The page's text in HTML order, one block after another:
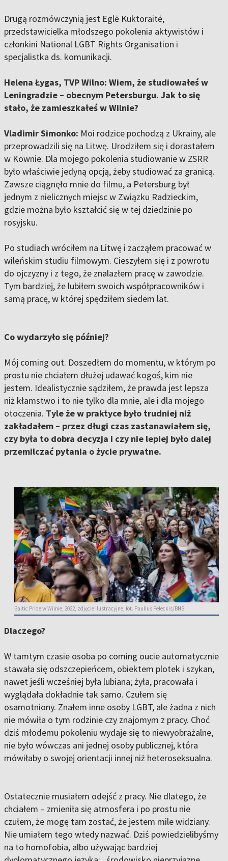
Drugą rozmówczynią jest Eglė Kuktoraitė,
przedstawicielka młodszego pokolenia aktywistów i
członkini National LGBT Rights Organisation i
specjalistka ds. komunikacji.
Helena Łygas, TVP Wilno: Wiem, że studiowałeś w
Leningradzie – obecnym Petersburgu. Jak to się
stało, że zamieszkałeś w Wilnie?
Vladimir Simonko: Moi rodzice pochodzą z Ukrainy, ale
przeprowadzili się na Litwę. Urodziłem się i dorastałem
w Kownie. Dla mojego pokolenia studiowanie w ZSRR
było właściwie jedyną opcją, żeby studiować za granicą.
Zawsze ciągnęło mnie do filmu, a Petersburg był
jednym z nielicznych miejsc w Związku Radzieckim,
gdzie można było kształcić się w tej dziedzinie po
rosyjsku.
Po studiach wróciłem na Litwę i zacząłem pracować w
wileńskim studiu filmowym. Cieszyłem się i z powrotu
do ojczyzny i z tego, że znalazłem pracę w zawodzie.
Tym bardziej, że lubiłem swoich współpracowników i
samą pracę, w której spędziłem siedem lat.
Co wydarzyło się później?
Mój coming out. Doszedłem do momentu, w którym po
prostu nie chciałem dłużej udawać kogoś, kim nie
jestem. Idealistycznie sądziłem, że prawda jest lepsza
niż kłamstwo i to nie tylko dla mnie, ale i dla mojego
otoczenia. Tyle że w praktyce było trudniej niż
zakładałem – przez długi czas zastanawiałem się,
czy była to dobra decyzja i czy nie lepiej było dalej
przemilczać pytania o życie prywatne.
Baltic Pride w Wilnie, 2022, zdjęcie ilustracyjne, fot. Paulius Peleckis/BNS
Dlaczego?
W tamtym czasie osoba po coming oucie automatycznie
stawała się odszczepieńcem, obiektem plotek i szykan,
nawet jeśli wcześniej była lubiana; żyła, pracowała i
wyglądała dokładnie tak samo. Czułem się
osamotniony. Znałem inne osoby LGBT, ale żadna z nich
nie mówiła o tym rodzinie czy znajomym z pracy. Choć
dziś młodemu pokoleniu wydaje się to niewyobrażalne,
nie było wówczas ani jednej osoby publicznej, która
mówiłaby o swojej orientacji innej niż heteroseksualna.
Ostatecznie musiałem odejść z pracy. Nie dlatego, że
chciałem – zmieniła się atmosfera i po prostu nie
czułem, że mogę tam zostać, że jestem mile widziany.
Nie umiałem tego wtedy nazwać. Dziś powiedzielibyśmy
na to homofobia, albo używając bardziej